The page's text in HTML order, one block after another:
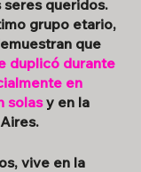
seres queridos.
grupo etario,
que
duplicó durante
en
solas y en la
vive en la